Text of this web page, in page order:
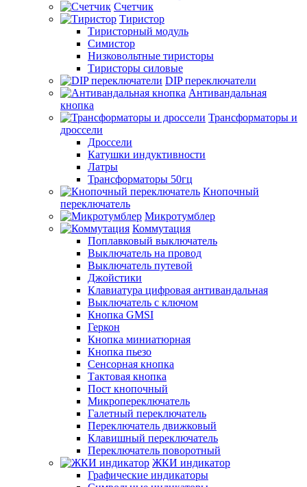
Счетчик
Тиристор
Тиристорный модуль
Симистор
Низковольтные тиристоры
Тиристоры силовые
DIP переключатели
Антивандальная
кнопка
Трансформаторы и
дроссели
Дроссели
Катушки индуктивности
Латры
Трансформаторы 50гц
Кнопочный
переключатель
Микротумблер
Коммутация
Поплавковый выключатель
Выключатель на провод
Выключатель путевой
Джойстики
Клавиатура цифровая антивандальная
Выключатель с ключом
Кнопка GMSI
Геркон
Кнопка миниатюрная
Кнопка пьезо
Сенсорная кнопка
Тактовая кнопка
Пост кнопочный
Микропереключатель
Галетный переключатель
Переключатель движковый
Клавишный переключатель
Переключатель поворотный
ЖКИ индикатор
Графические индикаторы